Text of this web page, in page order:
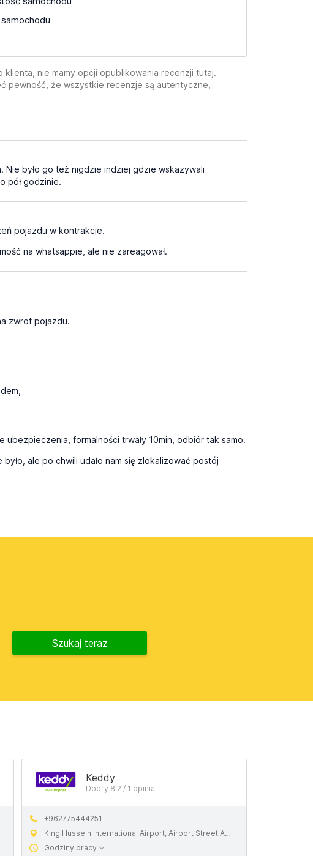
nie mamy opcji opublikowania recenzji tutaj.
pewność, że wszystkie recenzje są autentyczne,
Nie było go też nigdzie indziej gdzie wskazywali
pół godzinie.
pojazdu w kontrakcie.
na whatsappie, ale nie zareagował.
zwrot pojazdu.
formalności trwały 10min, odbiór tak samo.
ale po chwili udało nam się zlokalizować postój
Szukaj teraz
Keddy
Dobry 8,2 / 1 opinia
+962775444251
King Hussein International Airport, Airport Street Aqaba, 77110 Aqaba
Godziny pracy